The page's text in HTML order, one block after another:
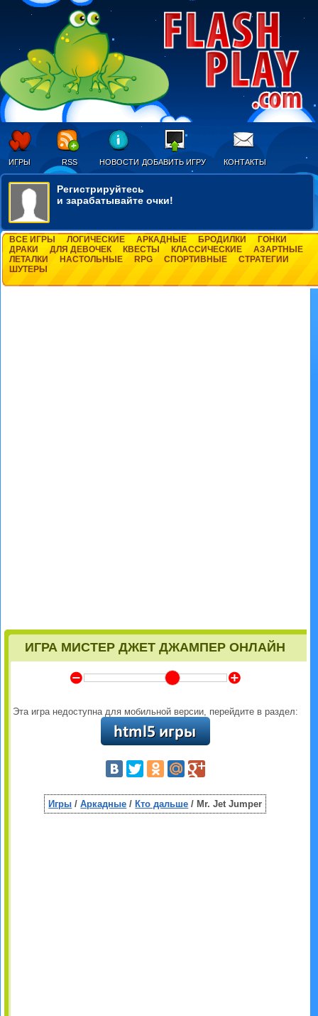
ИГРЫ RSS НОВОСТИ ДОБАВИТЬ ИГРУ КОНТАКТЫ
Регистрируйтесь
и зарабатывайте очки!
ВСЕ ИГРЫ ЛОГИЧЕСКИЕ АРКАДНЫЕ БРОДИЛКИ
ГОНКИ
ДРАКИ
ДЛЯ ДЕВОЧЕК КВЕСТЫ КЛАССИЧЕСКИЕ
АЗАРТНЫЕ
ЛЕТАЛКИ
НАСТОЛЬНЫЕ RPG СПОРТИВНЫЕ
СТРАТЕГИИ
ШУТЕРЫ
ИГРА МИСТЕР ДЖЕТ ДЖАМПЕР ОНЛАЙН
Y Z
Эта игра недоступна для мобильной версии, перейдите в раздел:
Игры /Аркадные / Кто дальше / Mr. Jet Jumper